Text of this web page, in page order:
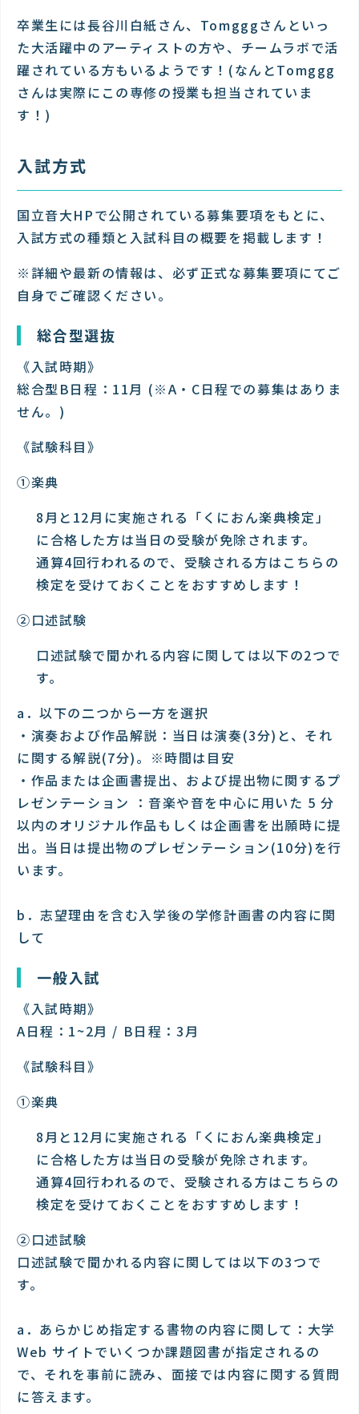
卒業生には長谷川白紙さん、Tomgggさんといっ
た大活躍中のアーティストの方や、チームラボで活
躍されている方もいるようです！(なんとTomggg
さんは実際にこの専修の授業も担当されていま
す！)
入試方式
国立音大HPで公開されている募集要項をもとに、
入試方式の種類と入試科目の概要を掲載します！
※詳細や最新の情報は、必ず正式な募集要項にてご
自身でご確認ください。
総合型選抜
《入試時期》
総合型B日程：11月 (※A・C日程での募集はありま
せん。)
《試験科目》
①楽典
8月と12月に実施される「くにおん楽典検定」
に合格した方は当日の受験が免除されます。
通算4回行われるので、受験される方はこちらの
検定を受けておくことをおすすめします！
②口述試験
口述試験で聞かれる内容に関しては以下の2つで
す。
a．以下の二つから一方を選択
・演奏および作品解説：当日は演奏(3分)と、それ
に関する解説(7分)。※時間は目安
・作品または企画書提出、および提出物に関するプ
レゼンテーション ：音楽や音を中心に用いた 5 分
以内のオリジナル作品もしくは企画書を出願時に提
出。当日は提出物のプレゼンテーション(10分)を行
います。
b．志望理由を含む入学後の学修計画書の内容に関
して
一般入試
《入試時期》
A日程：1~2月 / B日程：3月
《試験科目》
①楽典
8月と12月に実施される「くにおん楽典検定」
に合格した方は当日の受験が免除されます。
通算4回行われるので、受験される方はこちらの
検定を受けておくことをおすすめします！
②口述試験
口述試験で聞かれる内容に関しては以下の3つで
す。
a．あらかじめ指定する書物の内容に関して：大学
Web サイトでいくつか課題図書が指定されるの
で、それを事前に読み、面接では内容に関する質問
に答えます。